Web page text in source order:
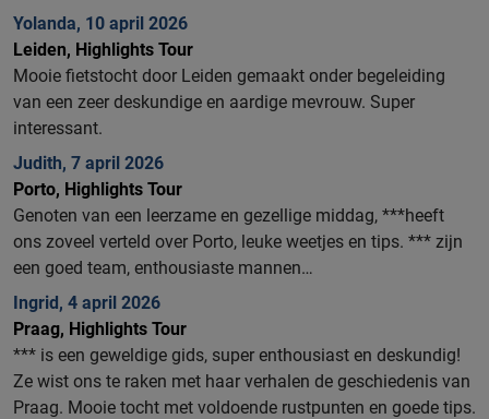
Yolanda, 10 april 2026
Leiden, Highlights Tour
Mooie fietstocht door Leiden gemaakt onder begeleiding
van een zeer deskundige en aardige mevrouw. Super
interessant.
Judith, 7 april 2026
Porto, Highlights Tour
Genoten van een leerzame en gezellige middag, ***heeft
ons zoveel verteld over Porto, leuke weetjes en tips. *** zijn
een goed team, enthousiaste mannen…
Ingrid, 4 april 2026
Praag, Highlights Tour
*** is een geweldige gids, super enthousiast en deskundig!
Ze wist ons te raken met haar verhalen de geschiedenis van
Praag. Mooie tocht met voldoende rustpunten en goede tips.